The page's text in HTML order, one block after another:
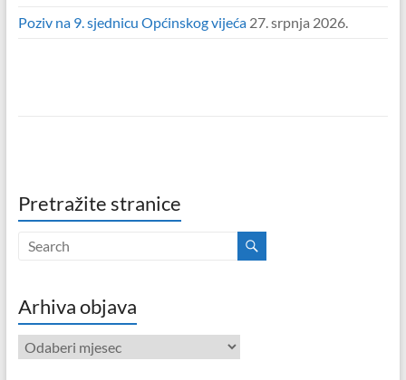
Poziv na 9. sjednicu Općinskog vijeća 27. srpnja 2026.
Pretražite stranice
Arhiva objava
Arhiva
objava